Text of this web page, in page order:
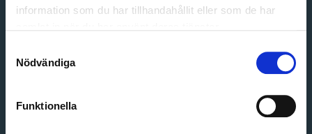
information som du har tillhandahållit eller som de har
Nödvändiga
Funktionella
Email address